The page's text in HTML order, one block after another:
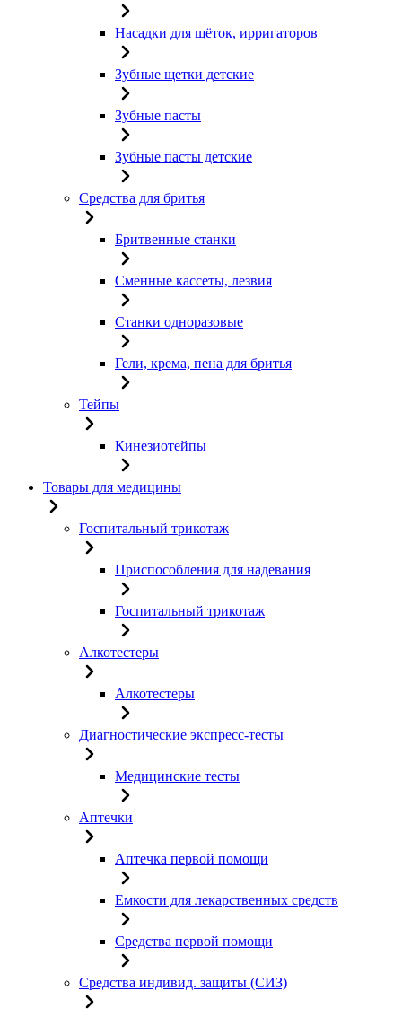
Насадки для щёток, ирригаторов
Зубные щетки детские
Зубные пасты
Зубные пасты детские
Средства для бритья
Бритвенные станки
Сменные кассеты, лезвия
Станки одноразовые
Гели, крема, пена для бритья
Тейпы
Кинезиотейпы
Товары для медицины
Госпитальный трикотаж
Приспособления для надевания
Госпитальный трикотаж
Алкотестеры
Алкотестеры
Диагностические экспресс-тесты
Медицинские тесты
Аптечки
Аптечка первой помощи
Емкости для лекарственных средств
Средства первой помощи
Средства индивид. защиты (СИЗ)